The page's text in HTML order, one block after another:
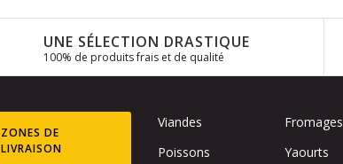
UNE SÉLECTION DRASTIQUE
100% de produits frais et de qualité
ZONES DE
LIVRAISON
Viandes
Poissons
Fromages
Yaourts